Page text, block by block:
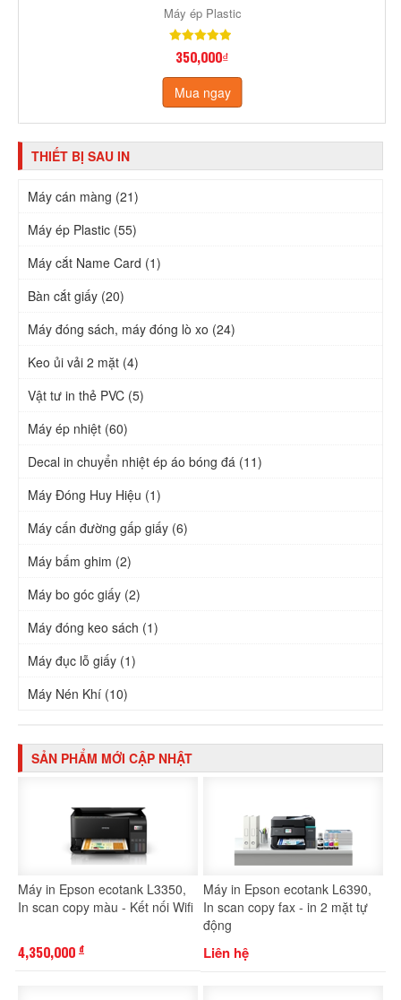
Máy ép Plastic
350,000₫
Mua ngay
THIẾT BỊ SAU IN
Máy cán màng (21)
Máy ép Plastic (55)
Máy cắt Name Card (1)
Bàn cắt giấy (20)
Máy đóng sách, máy đóng lò xo (24)
Keo ủi vải 2 mặt (4)
Vật tư in thẻ PVC (5)
Máy ép nhiệt (60)
Decal in chuyển nhiệt ép áo bóng đá (11)
Máy Đóng Huy Hiệu (1)
Máy cấn đường gấp giấy (6)
Máy bấm ghim (2)
Máy bo góc giấy (2)
Máy đóng keo sách (1)
Máy đục lỗ giấy (1)
Máy Nén Khí (10)
SẢN PHẨM MỚI CẬP NHẬT
Máy in Epson ecotank L3350,
In scan copy màu - Kết nối Wifi
4,350,000 đ
Máy in Epson ecotank L6390,
In scan copy fax - in 2 mặt tự
động
Liên hệ